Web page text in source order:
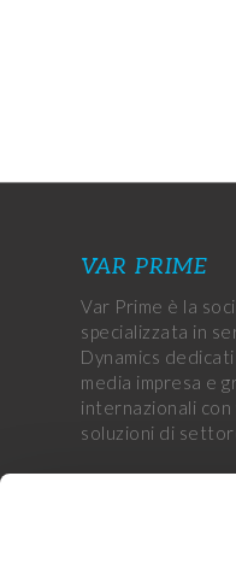
VAR PRIME
Var Prime è la
specializzata in
Dynamics
media impresa e
internazionali
soluzioni di